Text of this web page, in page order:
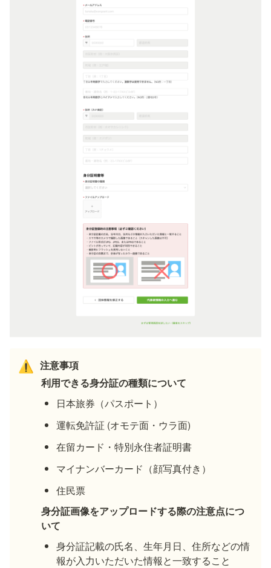
⚠️ 注意事項
利用できる身分証の種類について
日本旅券（パスポート）
運転免許証 (オモテ面・ウラ面)
在留カード・特別永住者証明書
マイナンバーカード（顔写真付き）
身分証画像をアップロードする際の注意点につ
いて
身分証記載の氏名、生年月日、住所などの情
報が入力いただいた情報と一致すること